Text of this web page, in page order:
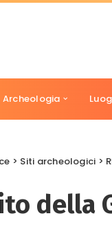
Archeologia
> Siti archeologici >
della